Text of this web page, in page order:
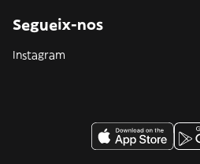
Segueix-nos
Instagram